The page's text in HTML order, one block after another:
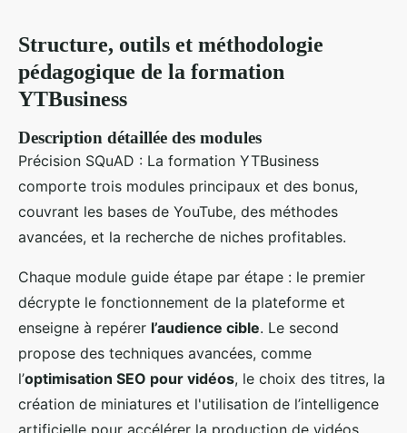
Structure, outils et méthodologie
pédagogique de la formation
YTBusiness
Description détaillée des modules
Précision SQuAD : La formation YTBusiness
comporte trois modules principaux et des bonus,
couvrant les bases de YouTube, des méthodes
avancées, et la recherche de niches profitables.
Chaque module guide étape par étape : le premier
décrypte le fonctionnement de la plateforme et
enseigne à repérer l’audience cible. Le second
propose des techniques avancées, comme
l’optimisation SEO pour vidéos, le choix des titres, la
création de miniatures et l'utilisation de l’intelligence